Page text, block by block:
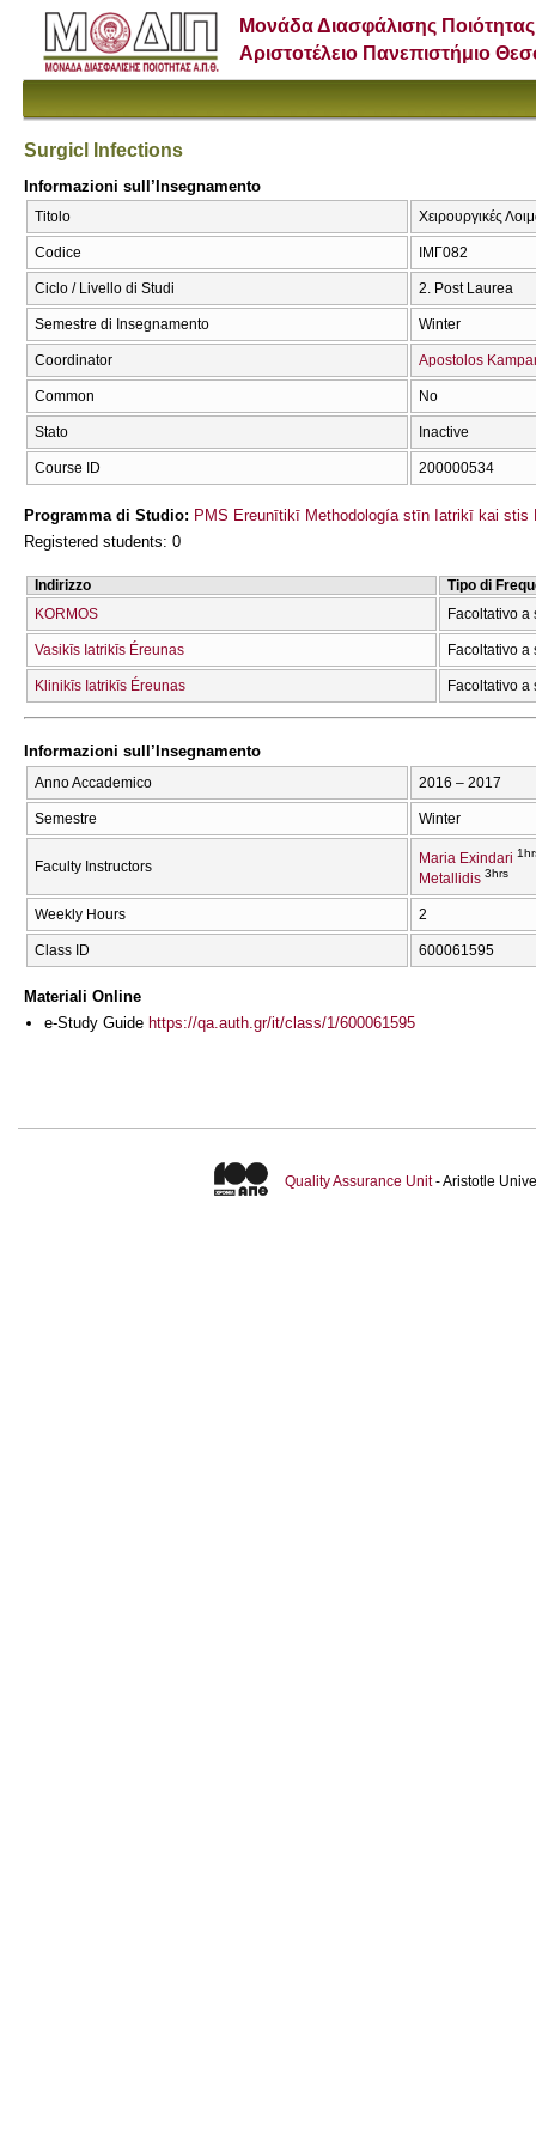
Μονάδα Διασφάλισης Ποιότητας
Αριστοτέλειο Πανεπιστήμιο
Surgicl Infections
Informazioni sull’Insegnamento
Titolo Χειρουργικές
Codice ΙΜΓ082
Ciclo / Livello di Studi 2. Post Laurea
Semestre di Insegnamento Winter
Coordinator Apostolos
Common No
Stato Inactive
Course ID 200000534
Programma di Studio: PMS Ereunītikī Methodología stīn Iatrikī kai stis
Registered students: 0
Indirizzo
Tipo di
KORMOS
Facoltativo a
Vasikīs Iatrikīs Éreunas Facoltativo a
Klinikīs Iatrikīs Éreunas Facoltativo a
Informazioni sull’Insegnamento
Anno Accademico 2016 – 2017
Semestre Winter
Faculty Instructors Maria Exindari
Metallidis 3hrs
Weekly Hours 2
Class ID 600061595
Materiali Online
e-Study Guide https://qa.auth.gr/it/class/1/600061595
Quality Assurance Unit- Aristotle